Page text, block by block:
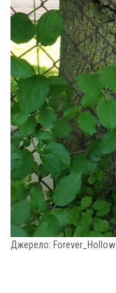
Джерело: Forever_Hollow